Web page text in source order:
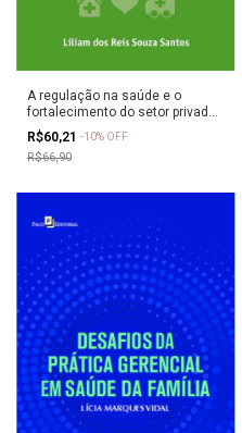
A regulação na saúde e o
fortalecimento do setor privado
sob a orientação do Banco
Mundial
R$60,21 -10% OFF
R$66,90